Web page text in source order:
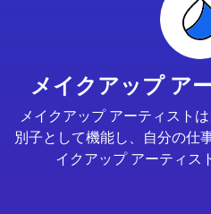
メイクアップ ア
メイクアップ アーティスト
別子として機能し、自分の仕
イクアップ アーティス